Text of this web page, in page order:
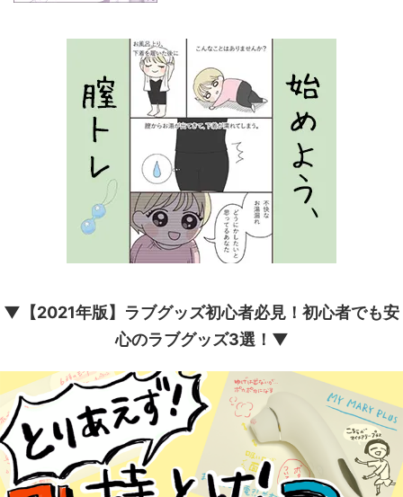
▼【2021年版】ラブグッズ初心者必見！初心者でも安
心のラブグッズ3選！▼